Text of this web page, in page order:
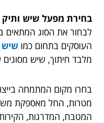
בחירת מפעל שיש ותיק
לבחור את הסוג המתאים
העוסקים בתחום כמו שיש
מלבד חיתוך, שיש מסוגים
בחרו מקום המתמחה
מטרות, החל מאספקת
המטבח, המדרגות,